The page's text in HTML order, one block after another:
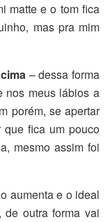
matte e o tom fica
mas pra mim
– dessa forma
nos meus lábios a
porém, se apertar
que fica um pouco
mesmo assim foi
aumenta e o ideal
de outra forma vai